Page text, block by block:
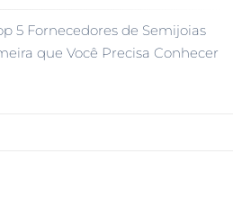
5 Fornecedores de Semijoias
que Você Precisa Conhecer